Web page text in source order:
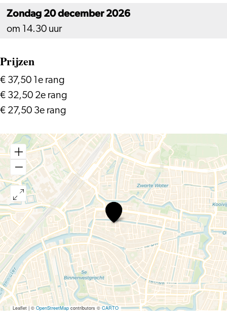
Zondag 20 december 2026
om 14.30 uur
Prijzen
€ 37,50 1e rang
€ 32,50 2e rang
€ 27,50 3e rang
Fay
Claassen
&
Jazz
Orchestra
of
the
Concertgebouw
–
The
Second
Time
Leaflet|©OpenStreetMapcontributors ©CARTO